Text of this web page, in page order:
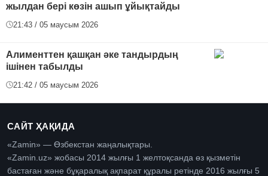
жылдан бері көзін ашып ұйықтайды
21:43 / 05 маусым 2026
Алименттен қашқан әке тандырдың
ішінен табылды
21:42 / 05 маусым 2026
САЙТ ҲАҚИДА
«Zamin» — Өзбекстан жаңалықтары.
«Zamin.uz» жобасы 2014 жылғы 1 желтоқсанда өз қызметін
бастаған және бұқаралық ақпарат құралы ретінде 2016 жылғы 5